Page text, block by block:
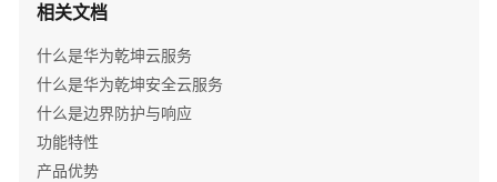
组
网
景
防
火
相关文档
什么是华为乾坤云服务
什么是华为乾坤安全云服务
什么是边界防护与响应
功能特性
产品优势